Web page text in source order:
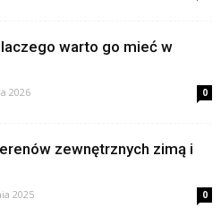
warto go mieć w
2026 0
zewnętrznych zimą i
2025 0